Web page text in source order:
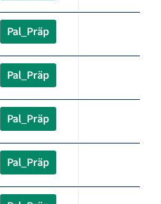
Pal_Präp
Pal_Präp
Pal_Präp
Pal_Präp